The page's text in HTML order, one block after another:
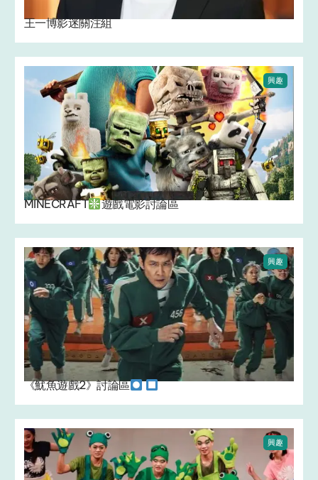
王一博影迷關注組
興趣
MINECRAFT 遊戲電影討論區
興趣
《魷魚遊戲2》討論區
興趣